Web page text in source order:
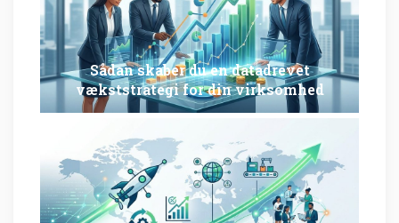
Sådan skaber du en datadrevet
vækststrategi for din virksomhed